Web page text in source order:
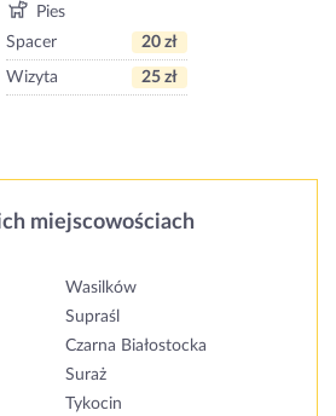
Pies
Spacer
20 zł
Wizyta 25 zł
miejscowościach
Wasilków
Supraśl
Czarna Białostocka
Suraż
Tykocin